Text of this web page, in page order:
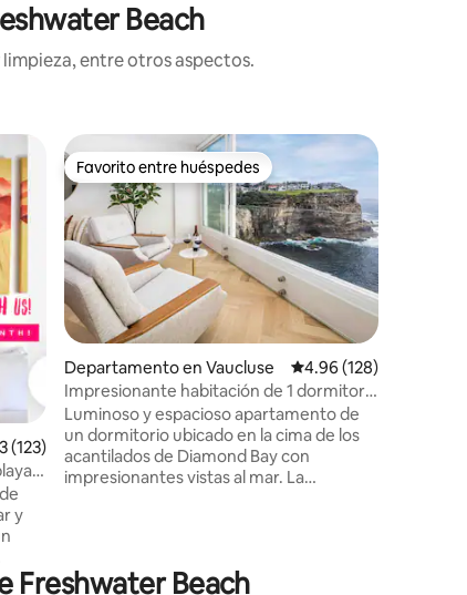
Beach
entre otros aspectos.
promedio: 4.83 de 5; 123 evaluaciones
(123)
y
Favorito entre huéspedes
Favorito entre huéspedes
Departamento en Vaucluse Calificación promedio:
4.96 (128)
Impresionante habitación de 1 dormitorio
con vistas increíbles
Luminoso y espacioso apartamento de
un dormitorio ubicado en la cima de los
acantilados de Diamond Bay con
impresionantes vistas al mar. La
hasta el retozo de las ballenas a lo largo
Freshwater Beach